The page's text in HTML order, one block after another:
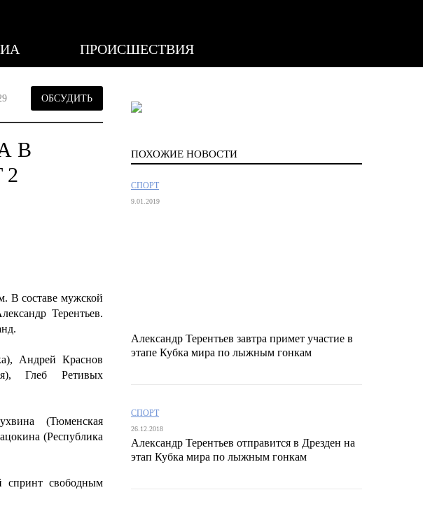
ПРОИСШЕСТВИЯ
ОБСУДИТЬ
В
2
В составе мужской
Терентьев.
АндрейКраснов
ГлебРетивых
(Тюменская
(Республика
спринт свободным
ПОХОЖИЕ НОВОСТИ
СПОРТ
9.01.2019
Александр Терентьев завтра примет участие в
этапе Кубка мира по лыжным гонкам
СПОРТ
26.12.2018
Александр Терентьев отправится в Дрезден на
этап Кубка мира по лыжным гонкам